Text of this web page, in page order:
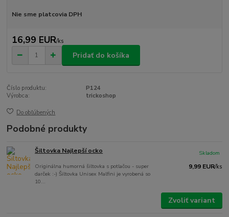
Nie sme platcovia DPH
16,99 EUR/ks
Pridať do košíka
Číslo produktu:
P124
Výrobca:
trickoshop
Do obľúbených
Podobné produkty
Šiltovka Najlepší ocko
Originálna humorná šiltovka s potlačou - super
darček :-) Šiltovka Unisex Malfini je vyrobená so
10...
9,99 EUR/ks
Skladom
Zvoliť variant